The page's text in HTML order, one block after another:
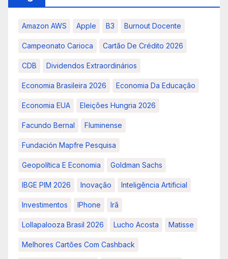
Amazon AWS Apple B3 Burnout Docente
Campeonato Carioca Cartão De Crédito 2026
CDB Dividendos Extraordinários
Economia Brasileira 2026 Economia Da Educação
Economia EUA Eleições Hungria 2026
Facundo Bernal Fluminense
Fundación Mapfre Pesquisa
Geopolítica E Economia Goldman Sachs
IBGE PIM 2026 Inovação Inteligência Artificial
Investimentos IPhone Irã
Lollapalooza Brasil 2026 Lucho Acosta Matisse
Melhores Cartões Com Cashback